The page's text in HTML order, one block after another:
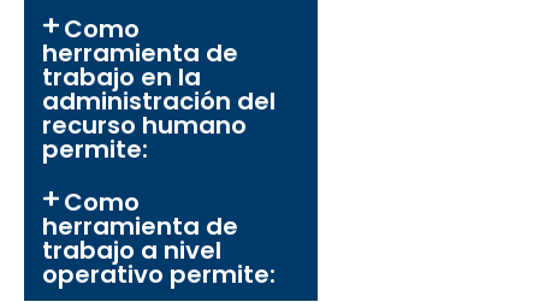
Como
herramienta de
trabajo en la
administración del
recurso humano
permite:
Como
herramienta de
trabajo a nivel
operativo permite: